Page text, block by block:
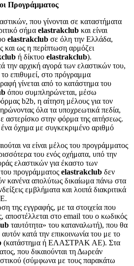
Προγράμματος
που γίνονται σε καταστήματα
σήμα elastrakclub και είναι
elastrakclub σε όλη την Ελλάδα,
και ως η περίπτωση αρμόζει
ή δίκτυο elastrakclub).
την αρχική αγορά των ελαστικών του,
επιθυμεί, στο πρόγραμμα
γίνεται από το κατάστημα του
όπου συμπληρώνεται, μέσω
b2b, η αίτηση μέλους για τον
όλα τα υποχρεωτικά πεδία,
αστερίσκο στην φόρμα της αιτήσεως.
όχημα με συγκεκριμένο αριθμό
να είναι μέλος του προγράμματος
του ενός οχήματα, υπό την
ελαστικών για έκαστο των
προγράμματος elastrakclub δεν
κανένα απολύτως δικαίωμα πάνω στα
εμβλήματα και λοιπά διακριτικά
της εγγραφής, με τα στοιχεία που
αποστέλλεται στο email του ο κωδικός
ταυτότητα» του καταναλωτή), που θα
κατά την επικοινωνία του με το
(κατάστημα ή ΕΛΑΣΤΡΑΚ ΑΕ). Στα
που δικαιούνται τη Δωρεάν
(σύμφωνα με τους παρακάτω